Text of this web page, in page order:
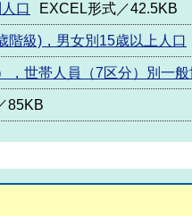
口 EXCEL形式／42.5KB
級)，男女別15歳以上人口
世帯人員（7区分）別一般
85KB